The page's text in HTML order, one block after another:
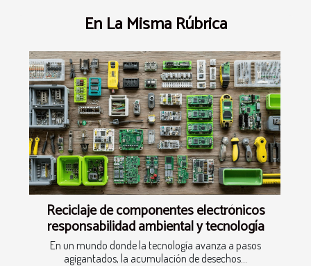
En La Misma Rúbrica
Reciclaje de componentes electrónicos
responsabilidad ambiental y tecnología
En un mundo donde la tecnología avanza a pasos
agigantados, la acumulación de desechos...